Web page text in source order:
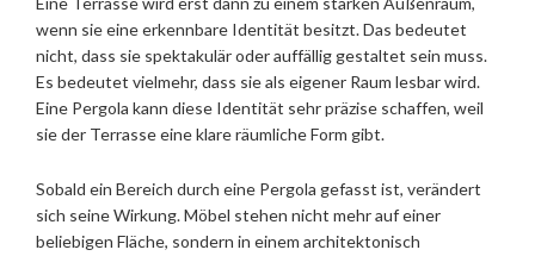
wenn sie eine erkennbare Identität besitzt. Das bedeutet
nicht, dass sie spektakulär oder auffällig gestaltet sein muss.
Es bedeutet vielmehr, dass sie als eigener Raum lesbar wird.
Eine Pergola kann diese Identität sehr präzise schaffen, weil
sie der Terrasse eine klare räumliche Form gibt.
Sobald ein Bereich durch eine Pergola gefasst ist, verändert
sich seine Wirkung. Möbel stehen nicht mehr auf einer
beliebigen Fläche, sondern in einem architektonisch